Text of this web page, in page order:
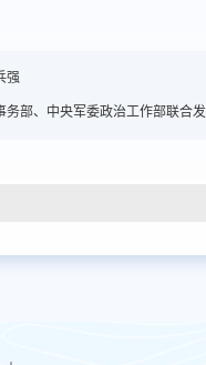
强
部、中央军委政治工作部联合